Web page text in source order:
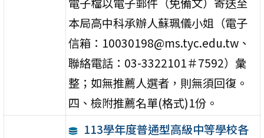
本局高中科承辦人蘇珮儀小姐（電子
信箱：10030198@ms.tyc.edu.tw、
聯絡電話：03-3322101＃7592）彙
整；如無推薦人選者，則無須回復。
四、檢附推薦名單(格式)1份。
113學年度普通型高級中等學校各